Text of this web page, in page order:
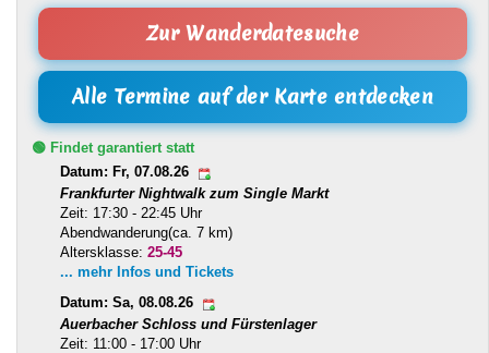
Zur Wanderdatesuche
Alle Termine auf der Karte entdecken
🟢 Findet garantiert statt
Datum: Fr, 07.08.26
Frankfurter Nightwalk zum Single Markt
Zeit: 17:30 - 22:45 Uhr
Abendwanderung(ca. 7 km)
Altersklasse: 25-45
... mehr Infos und Tickets
Datum: Sa, 08.08.26
Auerbacher Schloss und Fürstenlager
Zeit: 11:00 - 17:00 Uhr